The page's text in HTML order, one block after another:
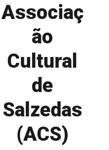
Associaç
ão
Cultural
de
Salzedas
(ACS)